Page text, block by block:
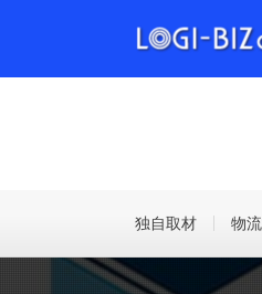
独自取材 物